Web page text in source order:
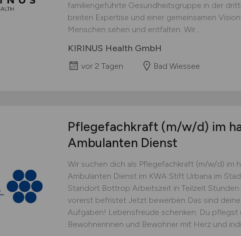
familiengeführte Gesundheitsgruppe in der
breiten Expertise und einer gemeinsamen
Menschen sehen und entfalten. Wir...
KIRINUS Health GmbH
vor 2 Tagen Bad Wiessee
Pflegefachkraft (m/w/d) im
Ambulanten Dienst
Wir suchen dich als Pflegefachkraft (m/w/d) im
Ambulanten Dienst im KWA Stift Urbana im
Standort Bottrop Arbeitszeit in Teilzeit
vorerst befristet Jetzt bewerben Das sind
Aufgaben! Lebensfreude schenken: Du pflegst
Bewohnerinnen und Bewohner mit Herz und